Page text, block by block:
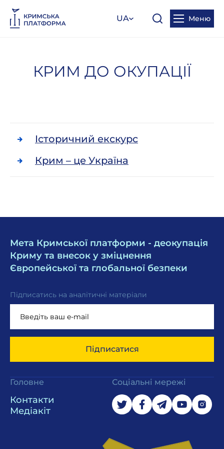
UA Меню
КРИМ ДО ОКУПАЦІЇ
Історичний екскурс
Крим – це Україна
Мета Кримської платформи - деокупація
Криму та внесок у зміцнення
Європейської та глобальної безпеки
Підписатись на аналітичні матеріали
Підписатися
Головне
Контакти
Медіакіт
Соціальні мережі